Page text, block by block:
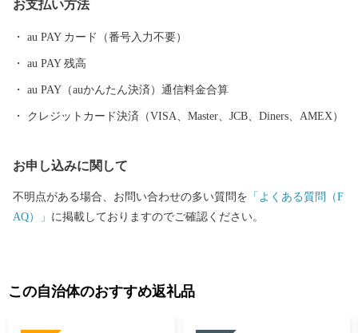
お支払い方法
au PAY カード（番号入力不要）
au PAY 残高
au PAY（auかんたん決済）通信料金合算
クレジットカード決済（VISA、Master、JCB、Diners、AMEX）
お申し込みに関して
不明点がある場合、お問い合わせの多い質問を 「よくある質問（F
AQ）」 に掲載しておりますのでご確認ください。
この自治体のおすすめ返礼品